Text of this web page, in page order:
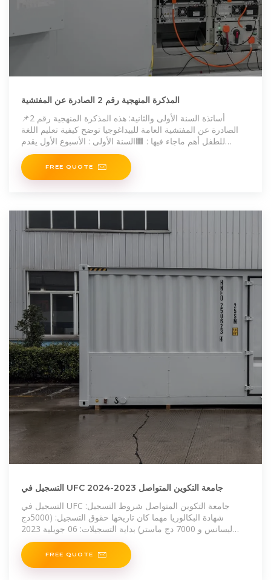
المذكرة المنهجية رقم 2 الصادرة عن المفتشية
📌أساتذة السنة الأولى والثانية: هذه المذكرة المنهجية رقم 2
الصادرة عن المفتشية العامة للبيداغوجيا توضح كيفية تعليم اللغة
للطفل أهم ماجاء فيها : 🟧السنة الأولى : الأسبوع الأول يقدم
الحرفان بحركة واحدة فقط ( الفتحة ) ثم
FREE QUOTE
التسجيل في UFC جامعة التكوين المتواصل 2023-2024
التسجيل في UFC جامعة التكوين المتواصل شروط التسجيل:
شهادة البكالوريا مهما كان تاريخها حقوق التسجيل: (5000دج
ليسانس و 7000 دج ماستر) بداية التسجيلات: 06 جويلية 2023
ملف التسجيل لتحضير شهادة ليسانس وماستر عن بعد: ملف
شهادة ليسانس
FREE QUOTE